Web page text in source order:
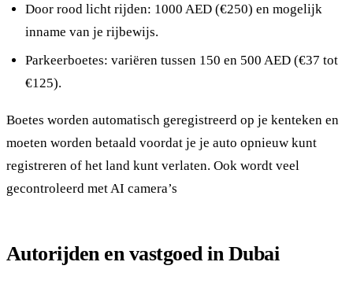
Door rood licht rijden: 1000 AED (€250) en mogelijk
inname van je rijbewijs.
Parkeerboetes: variëren tussen 150 en 500 AED (€37 tot
€125).
Boetes worden automatisch geregistreerd op je kenteken en
moeten worden betaald voordat je je auto opnieuw kunt
registreren of het land kunt verlaten. Ook wordt veel
gecontroleerd met AI camera’s
Autorijden en vastgoed in Dubai